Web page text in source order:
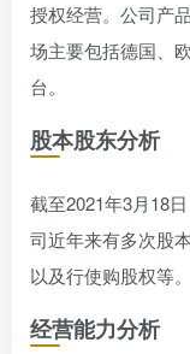
授权经营。公司产
场主要包括德国、
台。
股本股东分析
截至2021年3月18
司近年来有多次股
以及行使购股权等。
经营能力分析